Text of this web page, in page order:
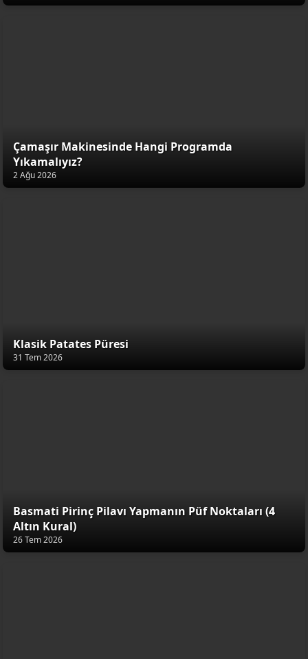
Çamaşır Makinesinde Hangi Programda
Yıkamalıyız?
2 Ağu 2026
Klasik Patates Püresi
31 Tem 2026
Basmati Pirinç Pilavı Yapmanın Püf Noktaları (4
Altın Kural)
26 Tem 2026